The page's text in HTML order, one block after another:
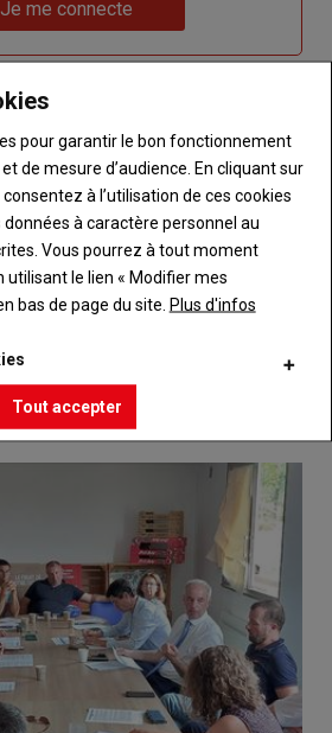
Je me connecte
n'êtes pas abonné(e)
UN COMPTE
formule et créez votre
à tout Réussir Agri72
un compte
pour garantir le bon fonctionnement
de mesure d’audience. En cliquant sur
à l’utilisation de ces cookies
à caractère personnel au
Vous pourrez à tout moment
utilisant le lien « Modifier mes
bas de page du site. Plus d'infos
Tout accepter